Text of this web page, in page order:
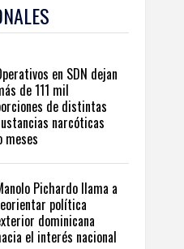
en SDN dejan
de 111 mil
de distintas
narcóticas
meses
Pichardo llama a
política
dominicana
el interés nacional